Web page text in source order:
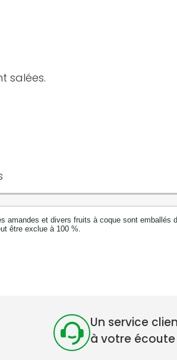
salées.
et divers fruits à coque sont emballés
être exclue à 100 %.
Un service
à votre écoute